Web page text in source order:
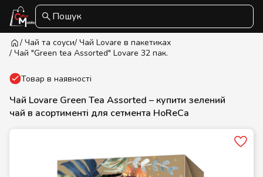
Пошук
/ Чай та соуси/ Чай Lovare в пакетиках
/ Чай "Green tea Assorted" Lovare 32 пак.
Товар в наявності
Чай Lovare Green Tea Assorted – купити зелений
чай в асортименті для сетмента HoReCa